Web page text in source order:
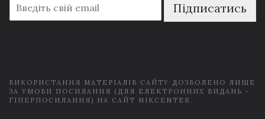
m
a
Підписатись
ВИКОРИСТАННЯ МАТЕРІАЛІВ САЙТУ ДОЗВОЛЕНО ЛИШЕ
ЗА УМОВИ ПОСИЛАННЯ (ДЛЯ ЕЛЕКТРОННИХ ВИДАНЬ -
ГІПЕРПОСИЛАННЯ) НА САЙТ NIKCENTER.